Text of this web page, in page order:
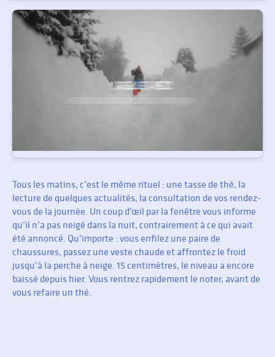
Tous les matins, c’est le même rituel : une tasse de thé, la
lecture de quelques actualités, la consultation de vos rendez-
vous de la journée. Un coup d'œil par la fenêtre vous informe
qu’il n’a pas neigé dans la nuit, contrairement à ce qui avait
été annoncé. Qu’importe : vous enfilez une paire de
chaussures, passez une veste chaude et affrontez le froid
jusqu’à la perche à neige. 15 centimètres, le niveau a encore
baissé depuis hier. Vous rentrez rapidement le noter, avant de
vous refaire un thé.